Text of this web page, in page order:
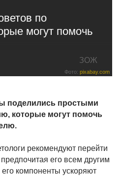
по
могут помочь
ЗОЖ
Фото: pixabay.com
поделились простыми
которые могут помочь
рекомендуют перейти
его всем другим
компоненты ускоряют